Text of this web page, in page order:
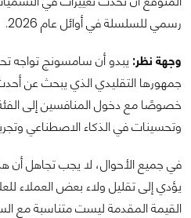
رسمي للسلسلة في أوائل عام 2026.
وجهة نظر: يبدو أن سامسونج تواجه
جمهورها التقليدي الذي يبحث عن
خصوصًا مع دخول المنافسين إلى الفئة
وتحسينات في الذكاء الاصطناعي
في جميع الأحوال، لا يجب تجاهل أن
يؤدي إلى تقليل ولاء بعض العملاء
القيمة المقدمة ليست متناسبة مع